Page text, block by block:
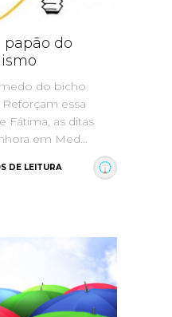
papão do
do bicho
essa
Fátima, as ditas
em Med...
DE LEITURA